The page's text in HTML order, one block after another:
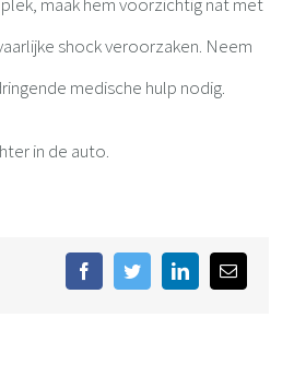
shock veroorzaken. Neem
medische hulp nodig.
in de auto.
FacebookTwitterLinkedIn
E-
mail